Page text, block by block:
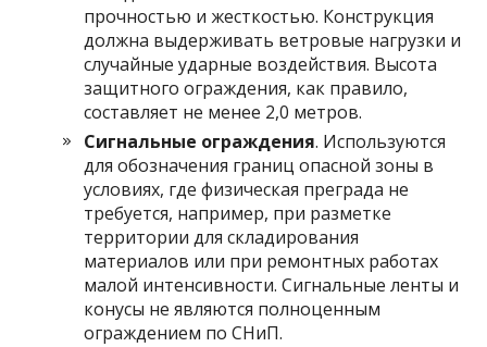
прочностью и жесткостью. Конструкция
должна выдерживать ветровые нагрузки и
случайные ударные воздействия. Высота
защитного ограждения, как правило,
составляет не менее 2,0 метров.
Сигнальные ограждения. Используются
для обозначения границ опасной зоны в
условиях, где физическая преграда не
требуется, например, при разметке
территории для складирования
материалов или при ремонтных работах
малой интенсивности. Сигнальные ленты и
конусы не являются полноценным
ограждением по СНиП.